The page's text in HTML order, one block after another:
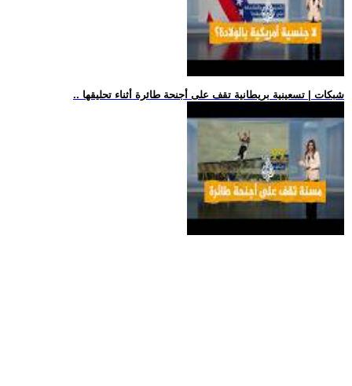
.. شبكات | تسعينية بريطانية تقف على أجنحة طائرة أثناء تحليقها